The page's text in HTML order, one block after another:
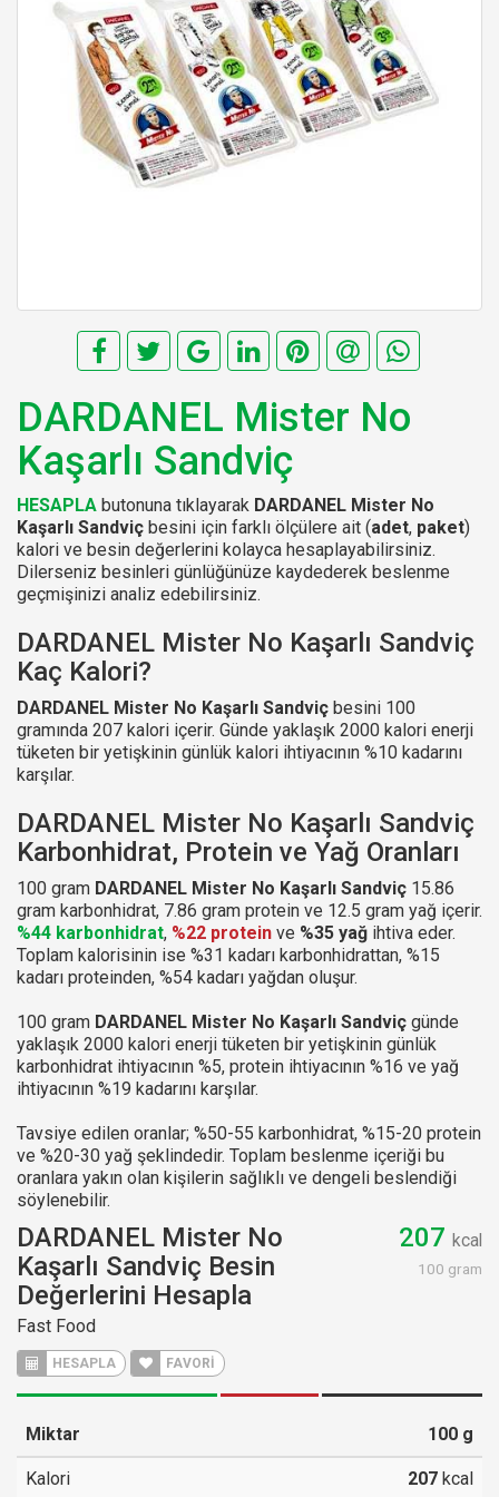
DARDANEL Mister No
Kaşarlı Sandviç
HESAPLA butonuna tıklayarak DARDANEL Mister No
Kaşarlı Sandviç besini için farklı ölçülere ait (adet, paket)
kalori ve besin değerlerini kolayca hesaplayabilirsiniz.
Dilerseniz besinleri günlüğünüze kaydederek beslenme
geçmişinizi analiz edebilirsiniz.
DARDANEL Mister No Kaşarlı Sandviç
Kaç Kalori?
DARDANEL Mister No Kaşarlı Sandviç besini 100
gramında 207 kalori içerir. Günde yaklaşık 2000 kalori enerji
tüketen bir yetişkinin günlük kalori ihtiyacının %10 kadarını
karşılar.
DARDANEL Mister No Kaşarlı Sandviç
Karbonhidrat, Protein ve Yağ Oranları
100 gram DARDANEL Mister No Kaşarlı Sandviç 15.86
gram karbonhidrat, 7.86 gram protein ve 12.5 gram yağ içerir.
%44 karbonhidrat, %22 protein ve %35 yağ ihtiva eder.
Toplam kalorisinin ise %31 kadarı karbonhidrattan, %15
kadarı proteinden, %54 kadarı yağdan oluşur.
100 gram DARDANEL Mister No Kaşarlı Sandviç günde
yaklaşık 2000 kalori enerji tüketen bir yetişkinin günlük
karbonhidrat ihtiyacının %5, protein ihtiyacının %16 ve yağ
ihtiyacının %19 kadarını karşılar.
Tavsiye edilen oranlar; %50-55 karbonhidrat, %15-20 protein
ve %20-30 yağ şeklindedir. Toplam beslenme içeriği bu
oranlara yakın olan kişilerin sağlıklı ve dengeli beslendiği
söylenebilir.
DARDANEL Mister No
Kaşarlı Sandviç Besin
Değerlerini Hesapla
Fast Food
HESAPLA FAVORİ
207 kcal
100 gram
Miktar 100 g
Kalori 207 kcal